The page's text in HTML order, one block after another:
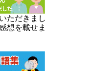
ただきまし
想を載せま